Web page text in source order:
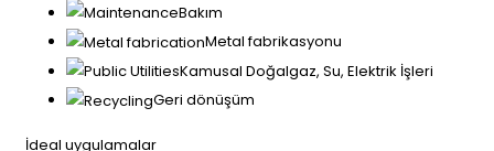
Bakım
Metal fabrikasyonu
Kamusal Doğalgaz, Su, Elektrik İşleri
Geri dönüşüm
İdeal uygulamalar